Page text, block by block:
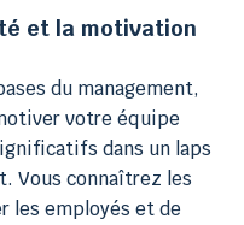
et la motivation
du management,
votre équipe
dans un laps
Vous connaîtrez les
les employés et de